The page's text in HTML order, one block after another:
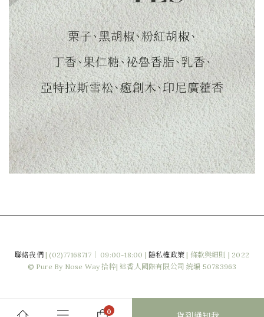
聯絡我們| (02)77168717｜ 09:00~18:00 | 隱私權政策 | 條款與細則 | 2022
© Pure By Nose Way 拾粹| 迷香人國際有限公司 統編 50783963